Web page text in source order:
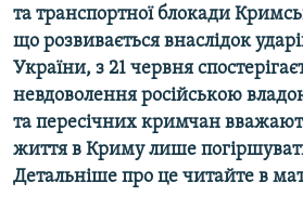
та транспортної блокади
що розвивається внаслідок
України, з 21 червня
невдоволення російською
та пересічних кримчан
життя в Криму лише
Детальніше про це читайте в